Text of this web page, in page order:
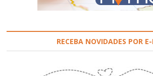
RECEBA NOVIDADES POR